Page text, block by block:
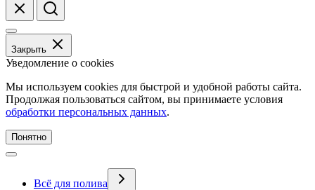
Закрыть
Уведомление о cookies
Мы используем cookies для быстрой и удобной работы сайта.
Продолжая пользоваться сайтом, вы принимаете условия
обработки персональных данных.
Понятно
Всё для полива